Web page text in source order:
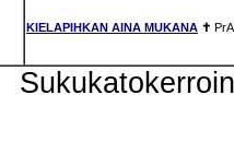
KIELAPIHKAN AINA MUKANA ✝ PrA